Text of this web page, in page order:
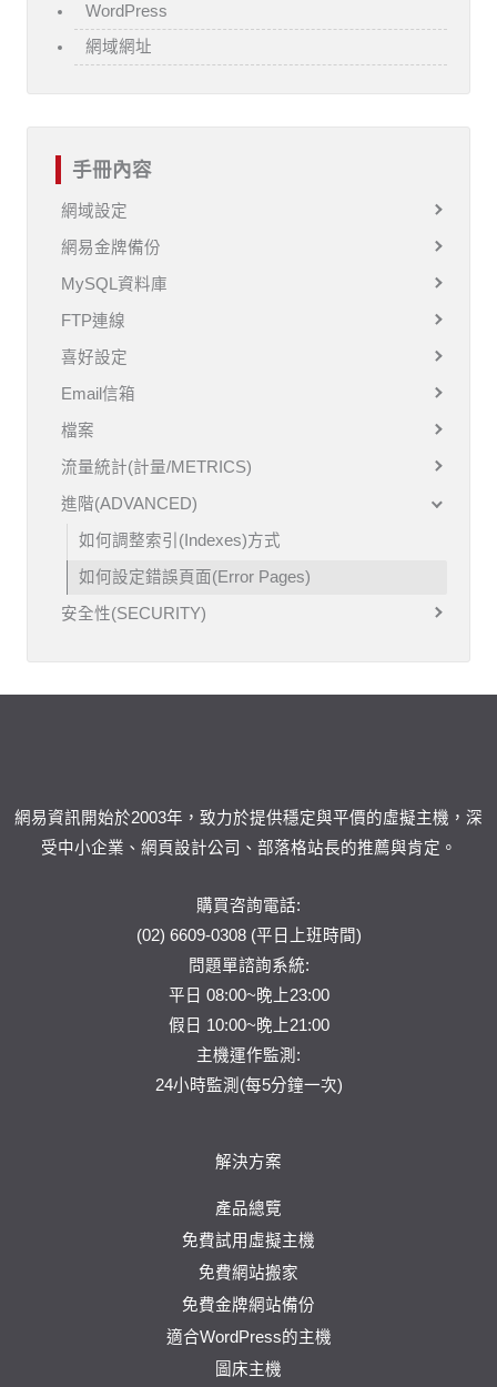
WordPress
網域網址
手冊內容
網域設定
網易金牌備份
MySQL資料庫
FTP連線
喜好設定
Email信箱
檔案
流量統計(計量/METRICS)
進階(ADVANCED)
如何調整索引(Indexes)方式
如何設定錯誤頁面(Error Pages)
安全性(SECURITY)
網易資訊開始於2003年，致力於提供穩定與平價的虛擬主機，深
受中小企業、網頁設計公司、部落格站長的推薦與肯定。
購買咨詢電話:
(02) 6609-0308 (平日上班時間)
問題單諮詢系統:
平日 08:00~晚上23:00
假日 10:00~晚上21:00
主機運作監測:
24小時監測(每5分鐘一次)
解決方案
產品總覽
免費試用虛擬主機
免費網站搬家
免費金牌網站備份
適合WordPress的主機
圖床主機